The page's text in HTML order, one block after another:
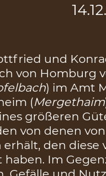
und
von Homburg
) im Amt
(Mergethaim
größeren
von denen
den diese
haben. Im